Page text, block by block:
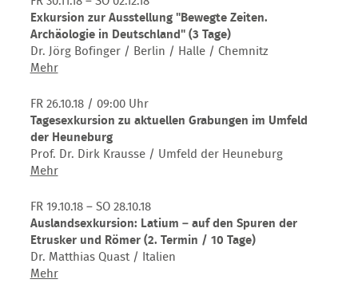
zum
Atlantik
(11
"Mykene.
Die
sagenhafte
Welt
Agamemnon"
und
zur
römischen
Kanzlerwald
Exkursion zur Ausstellung "Bewegte Zeiten.
Archäologie in Deutschland" (3 Tage)
Dr. Jörg Bofinger / Berlin / Halle / Chemnitz
MehrExkursion
Ausstellung
"Bewegte
Zeiten.
Archäologie
in
(3
Tage)
FR 26.10.18/ 09:00 Uhr
Tagesexkursion zu aktuellen Grabungen im Umfeld
der Heuneburg
Prof. Dr. Dirk Krausse / Umfeld der Heuneburg
MehrTagesexkursion
aktuellen
Grabungen
im
Umfeld
der
FR 19.10.18 – SO 28.10.18
Auslandsexkursion: Latium – auf den Spuren der
Etrusker und Römer (2. Termin / 10 Tage)
Dr. Matthias Quast / Italien
MehrAuslandsexkursion: